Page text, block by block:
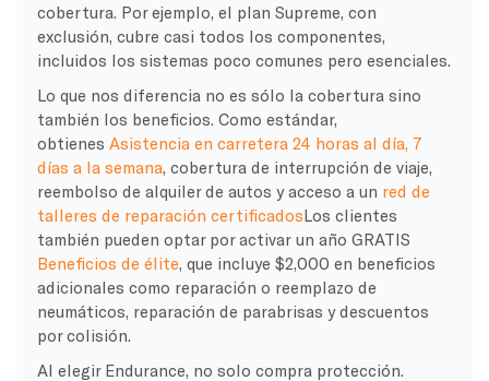
cobertura. Por ejemplo, el plan Supreme, con
exclusión, cubre casi todos los componentes,
incluidos los sistemas poco comunes pero esenciales.
Lo que nos diferencia no es sólo la cobertura sino
también los beneficios. Como estándar,
obtienes Asistencia en carretera 24 horas al día, 7
días a la semana , cobertura de interrupción de viaje,
reembolso de alquiler de autos y acceso a un red de
talleres de reparación certificadosLos clientes
también pueden optar por activarun año GRATIS
Beneficios de élite , que incluye $2,000 en beneficios
adicionales como reparación o reemplazo de
neumáticos, reparación de parabrisas y descuentos
por colisión.
Al elegir Endurance, no solo compra protección.